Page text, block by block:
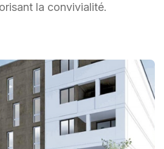
la convivialité.